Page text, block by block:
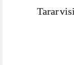
Tarar